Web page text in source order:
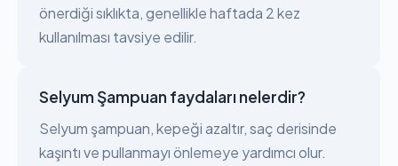
önerdiği sıklıkta, genellikle haftada 2 kez
kullanılması tavsiye edilir.
Selyum Şampuan faydaları nelerdir?
Selyum şampuan, kepeği azaltır, saç derisinde
kaşıntı ve pullanmayı önlemeye yardımcı olur.